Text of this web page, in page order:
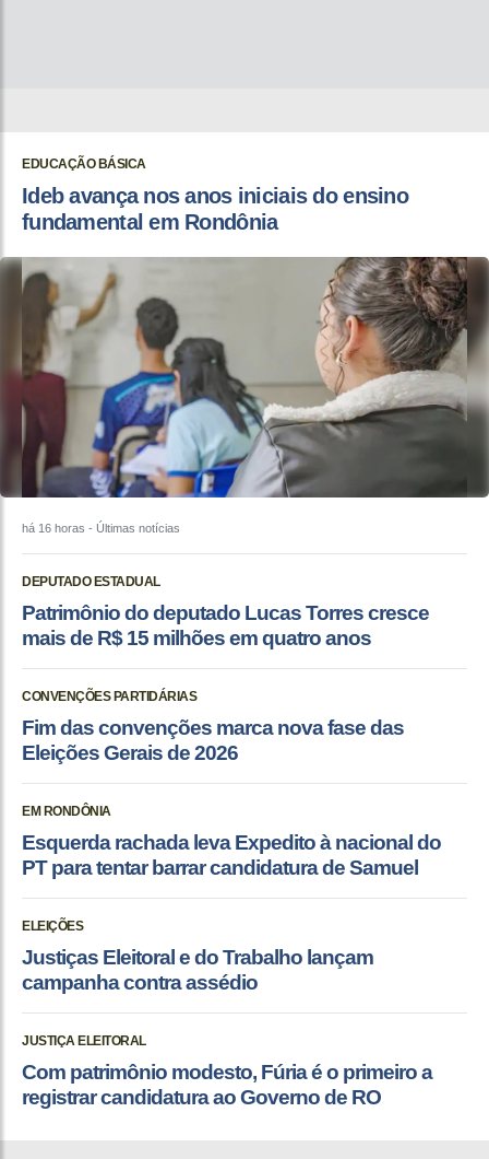
EDUCAÇÃO BÁSICA
Ideb avança nos anos iniciais do ensino
fundamental em Rondônia
há 16 horas - Últimas notícias
DEPUTADO ESTADUAL
Patrimônio do deputado Lucas Torres cresce
mais de R$ 15 milhões em quatro anos
CONVENÇÕES PARTIDÁRIAS
Fim das convenções marca nova fase das
Eleições Gerais de 2026
EM RONDÔNIA
Esquerda rachada leva Expedito à nacional do
PT para tentar barrar candidatura de Samuel
ELEIÇÕES
Justiças Eleitoral e do Trabalho lançam
campanha contra assédio
JUSTIÇA ELEITORAL
Com patrimônio modesto, Fúria é o primeiro a
registrar candidatura ao Governo de RO